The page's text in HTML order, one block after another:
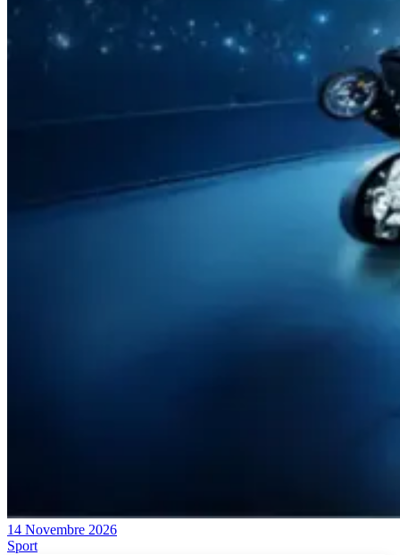
14 Novembre 2026
Sport